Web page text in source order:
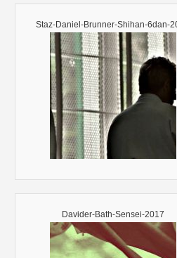
Staz-Daniel-Brunner-Shihan-6dan-
Davider-Bath-Sensei-2017